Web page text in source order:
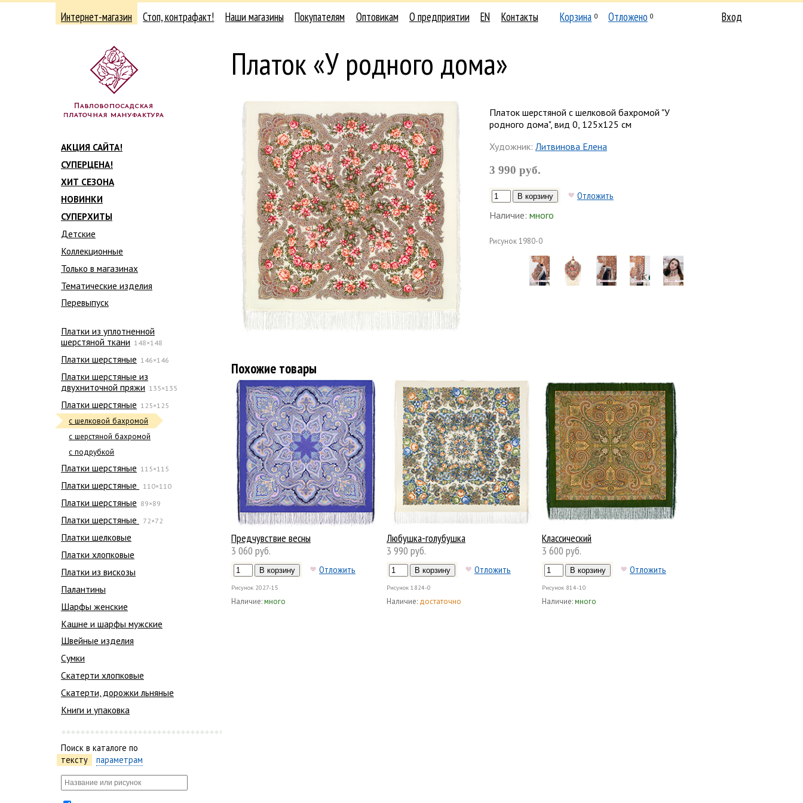
Интернет-магазин Стоп, контрафакт! Наши магазины Покупателям Оптовикам О предприятии EN Контакты Корзина 0 Отложено 0 Вход
АКЦИЯ САЙТА!
СУПЕРЦЕНА!
ХИТ СЕЗОНА
НОВИНКИ
СУПЕРХИТЫ
Детские
Коллекционные
Только в магазинах
Тематические изделия
Перевыпуск
Платки из уплотненной
шерстяной ткани 148×148
Платки шерстяные 146×146
Платки шерстяные из
двухниточной пряжи 135×135
Платки шерстяные 125×125
с шелковой бахромой
с шерстяной бахромой
с подрубкой
Платки шерстяные 115×115
Платки шерстяные 110×110
Платки шерстяные 89×89
Платки шерстяные 72×72
Платки шелковые
Платки хлопковые
Платки из вискозы
Палантины
Шарфы женские
Кашне и шарфы мужские
Швейные изделия
Сумки
Скатерти хлопковые
Скатерти, дорожки льняные
Книги и упаковка
Поиск в каталоге по
тексту
параметрам
Платок «У родного дома»
Платок шерстяной с шелковой бахромой "У
родного дома", вид 0, 125х125 см
Художник: Литвинова Елена
3 990 руб.
Отложить
Наличие: много
Рисунок1980-0
Похожие товары
Предчувствие весны
3 060 руб.
Отложить
Рисунок 2027-15
Наличие:много
Любушка-голубушка
3 990 руб.
Отложить
Рисунок 1824-0
Наличие: достаточно
Классический
3 600 руб.
Отложить
Рисунок 814-10
Наличие:много